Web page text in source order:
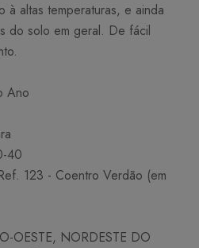
à altas temperaturas, e ainda
do solo em geral. De fácil
Ano
40
123 - Coentro Verdão (em
OESTE, NORDESTE DO